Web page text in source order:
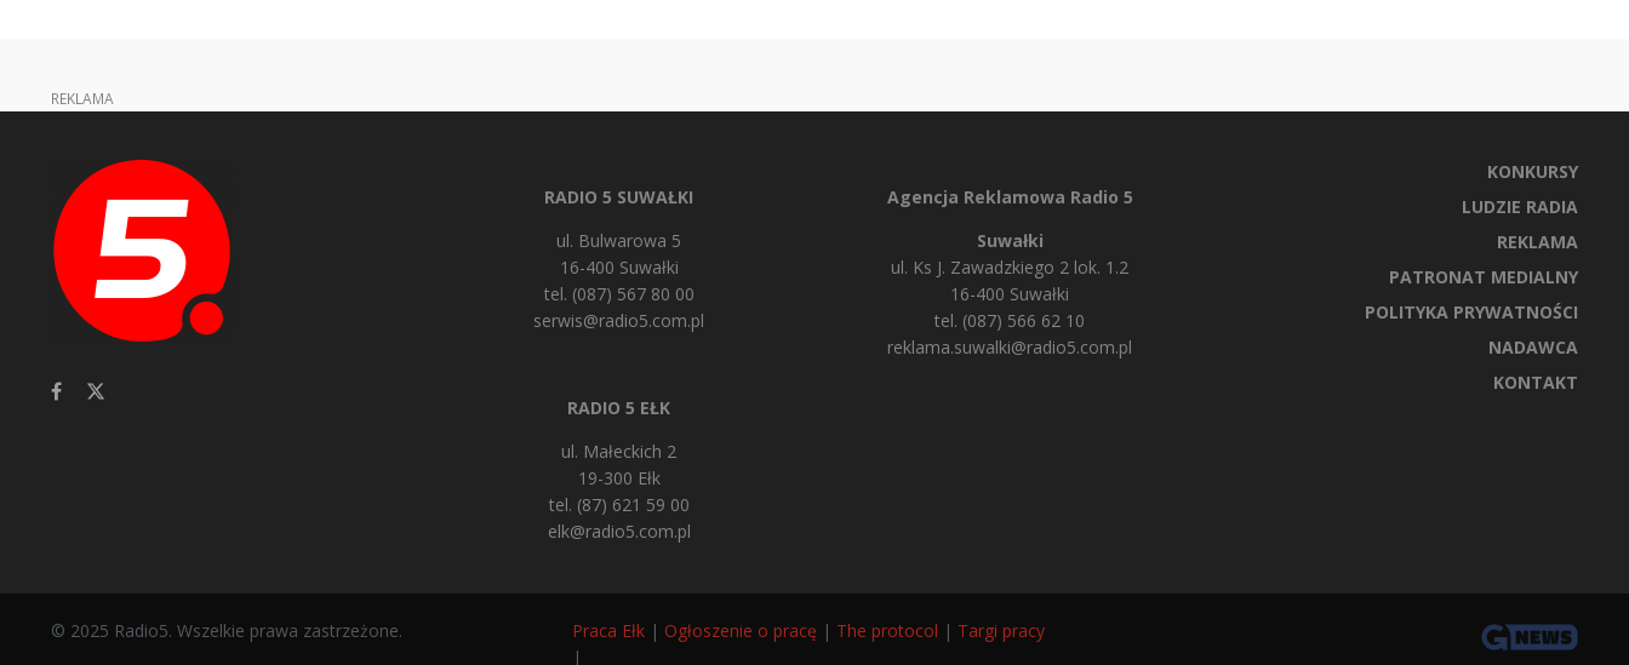
REKLAMA
RADIO 5 SUWAŁKI
ul. Bulwarowa 5
16-400 Suwałki
tel. (087) 567 80 00
serwis@radio5.com.pl
RADIO 5 EŁK
ul. Małeckich 2
19-300 Ełk
tel. (87) 621 59 00
elk@radio5.com.pl
Agencja Reklamowa Radio 5
Suwałki
ul. Ks J. Zawadzkiego 2 lok. 1.2
16-400 Suwałki
tel. (087) 566 62 10
reklama.suwalki@radio5.com.pl
KONKURSY
LUDZIE RADIA
REKLAMA
PATRONAT MEDIALNY
POLITYKA PRYWATNOŚCI
NADAWCA
KONTAKT
© 2025 Radio5. Wszelkie prawa zastrzeżone. Praca Ełk | Ogłoszenie o pracę | The protocol | Targi pracy
|